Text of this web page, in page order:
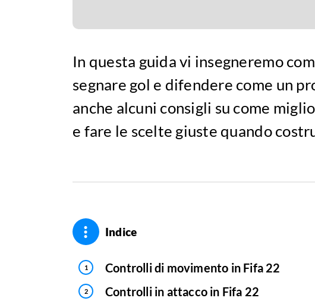
In questa guida vi insegneremo
segnare gol e difendere come un
anche alcuni consigli su come
e fare le scelte giuste quando
Indice
Controlli di movimento in Fifa 22
Controlli in attacco in Fifa 22